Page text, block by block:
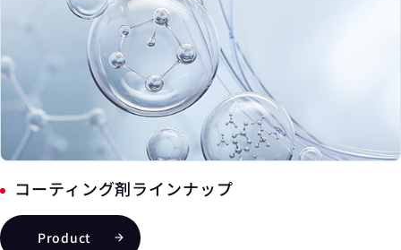
コーティング剤ラインナップ
Product